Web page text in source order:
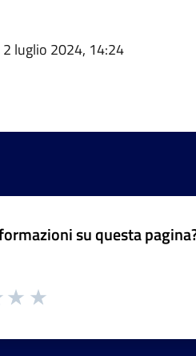
2 luglio 2024, 14:24
su questa